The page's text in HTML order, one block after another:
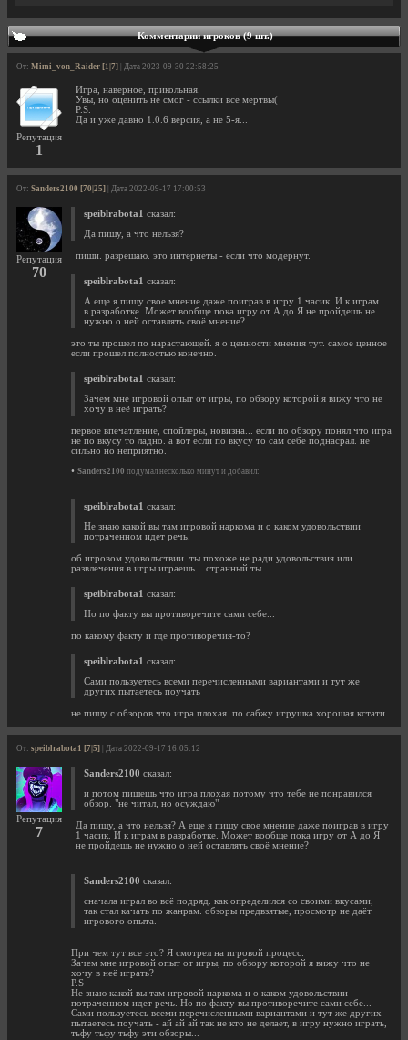
Комментарии игроков (9 шт.)
От: Mimi_von_Raider [1|7] | Дата 2023-09-30 22:58:25
Репутация
1
Игра, наверное, прикольная.
Увы, но оценить не смог - ссылки все мертвы(
P.S.
Да и уже давно 1.0.6 версия, а не 5-я...
От: Sanders2100 [70|25] | Дата 2022-09-17 17:00:53
Репутация
70
speiblrabota1 сказал:
Да пишу, а что нельзя?
пиши. разрешаю. это интернеты - если что модернут.
speiblrabota1 сказал:
А еще я пишу свое мнение даже поиграв в игру 1 часик. И к играм
в разработке. Может вообще пока игру от А до Я не пройдешь не
нужно о ней оставлять своё мнение?
это ты прошел по нарастающей. я о ценности мнения тут. самое ценное
если прошел полностью конечно.
speiblrabota1 сказал:
Зачем мне игровой опыт от игры, по обзору которой я вижу что не
хочу в неё играть?
первое впечатление, спойлеры, новизна... если по обзору понял что игра
не по вкусу то ладно. а вот если по вкусу то сам себе поднасрал. не
сильно но неприятно.
• Sanders2100 подумал несколько минут и добавил:
speiblrabota1 сказал:
Не знаю какой вы там игровой наркома и о каком удовольствии
потраченном идет речь.
об игровом удовольствии. ты похоже не ради удовольствия или
развлечения в игры играешь... странный ты.
speiblrabota1 сказал:
Но по факту вы противоречите сами себе...
по какому факту и где противоречия-то?
speiblrabota1 сказал:
Сами пользуетесь всеми перечисленными вариантами и тут же
других пытаетесь поучать
не пишу с обзоров что игра плохая. по сабжу игрушка хорошая кстати.
От: speiblrabota1 [7|5] | Дата 2022-09-17 16:05:12
Репутация
7
Sanders2100 сказал:
и потом пишешь что игра плохая потому что тебе не понравился
обзор. "не читал, но осуждаю"
Да пишу, а что нельзя? А еще я пишу свое мнение даже поиграв в игру
1 часик. И к играм в разработке. Может вообще пока игру от А до Я
не пройдешь не нужно о ней оставлять своё мнение?
Sanders2100 сказал:
сначала играл во всё подряд. как определился со своими вкусами,
так стал качать по жанрам. обзоры предвзятые, просмотр не даёт
игрового опыта.
При чем тут все это? Я смотрел на игровой процесс.
Зачем мне игровой опыт от игры, по обзору которой я вижу что не
хочу в неё играть?
P.S
Не знаю какой вы там игровой наркома и о каком удовольствии
потраченном идет речь. Но по факту вы противоречите сами себе...
Сами пользуетесь всеми перечисленными вариантами и тут же других
пытаетесь поучать - ай ай ай так не кто не делает, в игру нужно играть,
тьфу тьфу тьфу эти обзоры...